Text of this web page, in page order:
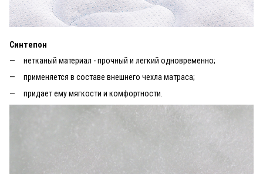
Синтепон
нетканый материал - прочный и легкий одновременно;
применяется в составе внешнего чехла матраса;
придает ему мягкости и комфортности.